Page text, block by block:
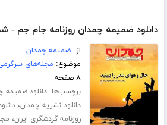
دانلود ضمیمه چمدان روزنامه جام جم -
از: ضمیمه چمدان
موضوع: مجله‌های
۸ صفحه
برچسب‌ها:دانلود ضمیمه
دانلود نشریه چمدان،
روزنامه گردشگری ایران،